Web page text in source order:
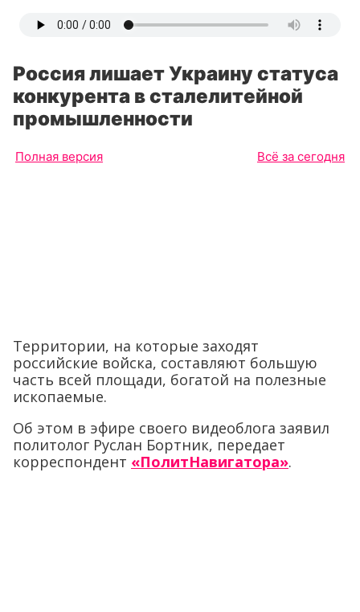
Россия лишает Украину статуса
конкурента в сталелитейной
промышленности
Полная версия Всё за сегодня
Территории, на которые заходят
российские войска, составляют большую
часть всей площади, богатой на полезные
ископаемые.
Об этом в эфире своего видеоблога заявил
политолог Руслан Бортник, передает
корреспондент «ПолитНавигатора».